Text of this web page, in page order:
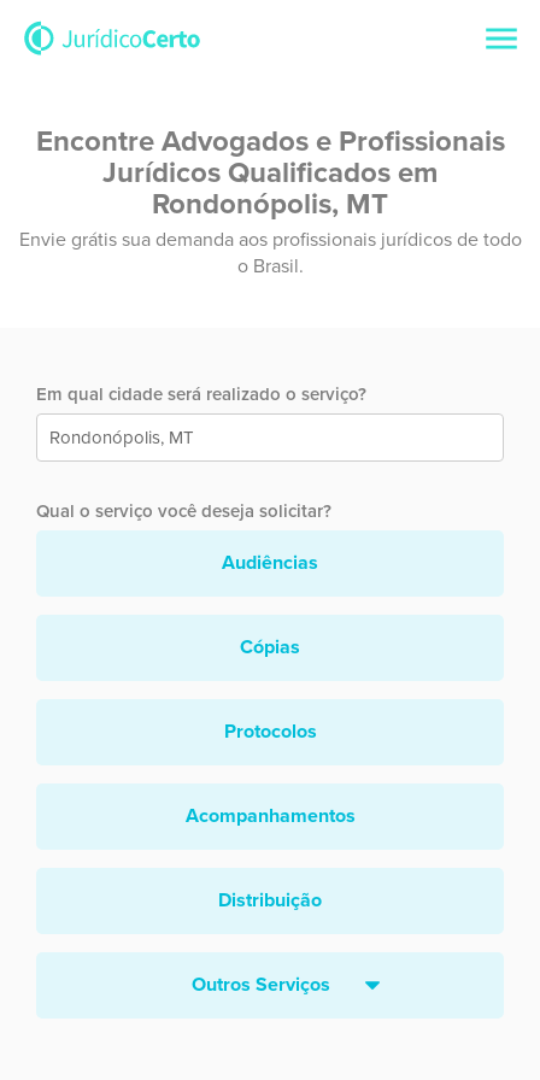
Encontre Advogados e Profissionais
Jurídicos Qualificados em
Rondonópolis, MT
Envie grátis sua demanda aos profissionais jurídicos de todo
o Brasil.
Em qual cidade será realizado o serviço?
Qual o serviço você deseja solicitar?
Audiências
Cópias
Protocolos
Acompanhamentos
Distribuição
Outros Serviços